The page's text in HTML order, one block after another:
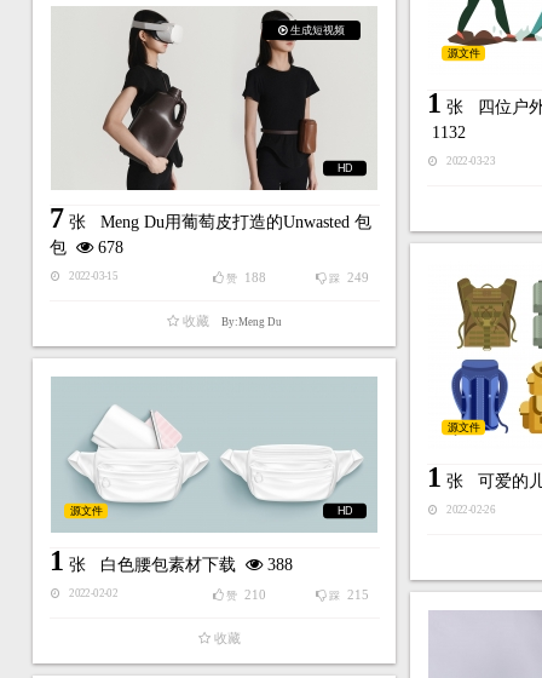
源文件
1 张
四位户
1132
2022-03-23
生成短视频
HD
7 张 Meng Du用葡萄皮打造的Unwasted 包
包
678
2022-03-15 踩 249
赞 188
收藏 By:Meng Du
源文件
1 张 可爱的
2022-02-26
HD
源文件
1 张 白色腰包素材下载 388
2022-02-02 踩 215
赞 210
收藏